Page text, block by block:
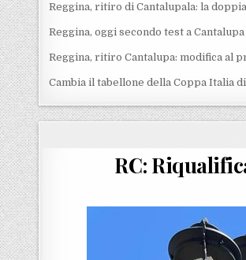
Reggina, ritiro di Cantalupala: la
Reggina, oggi secondo test a
Reggina, ritiro Cantalupa: modifica al
Cambia il tabellone della Coppa Italia
RC: